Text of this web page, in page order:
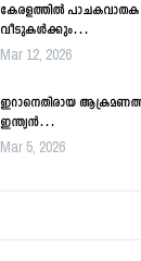
കേരളത്തിൽ പാചകവാതക
വീടുകൾക്കും…
Mar 12, 2026
ഇറാനെതിരായ
ഇന്ത്യൻ…
Mar 5, 2026